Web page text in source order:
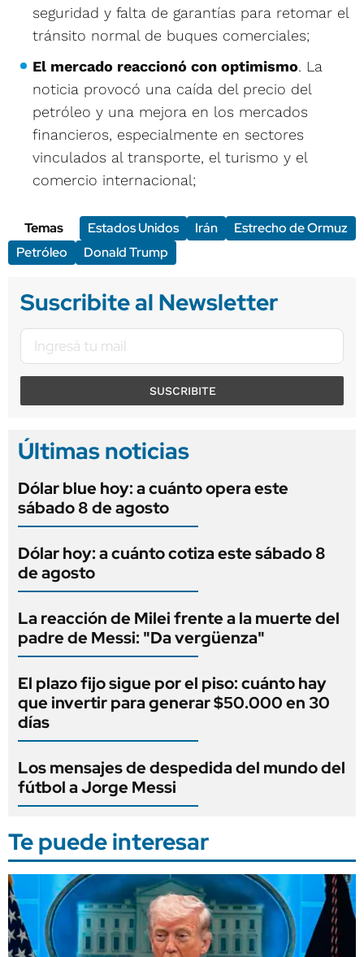
seguridad y falta de garantías para retomar el
tránsito normal de buques comerciales;
El mercado reaccionó con optimismo. La
noticia provocó una caída del precio del
petróleo y una mejora en los mercados
financieros, especialmente en sectores
vinculados al transporte, el turismo y el
comercio internacional;
Temas Estados Unidos Irán
Estrecho de Ormuz
Petróleo
Donald Trump
Suscribite al Newsletter
SUSCRIBITE
Últimas noticias
Dólar blue hoy: a cuánto opera este
sábado 8 de agosto
Dólar hoy: a cuánto cotiza este sábado 8
de agosto
La reacción de Milei frente a la muerte del
padre de Messi: "Da vergüenza"
El plazo fijo sigue por el piso: cuánto hay
que invertir para generar $50.000 en 30
días
Los mensajes de despedida del mundo del
fútbol a Jorge Messi
Te puede interesar